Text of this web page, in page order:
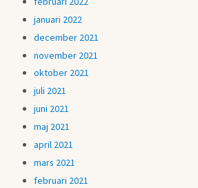
januari 2022
december 2021
november 2021
oktober 2021
juli 2021
juni 2021
maj 2021
april 2021
mars 2021
februari 2021